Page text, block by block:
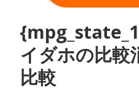
イダホの比較
比較